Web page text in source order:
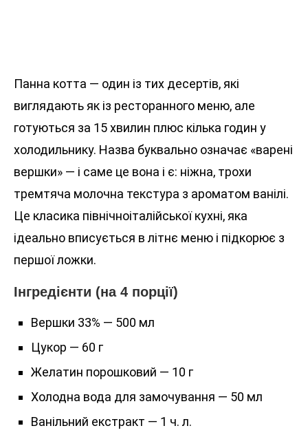
Панна котта — один із тих десертів, які
виглядають як із ресторанного меню, але
готуються за 15 хвилин плюс кілька годин у
холодильнику. Назва буквально означає «варені
вершки» — і саме це вона і є: ніжна, трохи
тремтяча молочна текстура з ароматом ванілі.
Це класика північноіталійської кухні, яка
ідеально вписується в літнє меню і підкорює з
першої ложки.
Інгредієнти (на 4 порції)
Вершки 33% — 500 мл
Цукор — 60 г
Желатин порошковий — 10 г
Холодна вода для замочування — 50 мл
Ванільний екстракт — 1 ч. л.